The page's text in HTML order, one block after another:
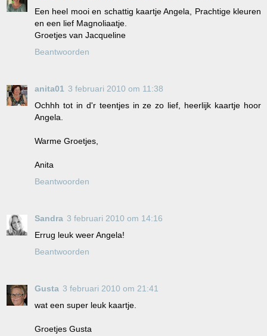
Een heel mooi en schattig kaartje Angela, Prachtige kleuren
en een lief Magnoliaatje.
Groetjes van Jacqueline
Beantwoorden
anita01 3 februari 2010 om 11:38
Ochhh tot in d'r teentjes in ze zo lief, heerlijk kaartje hoor
Angela.
Warme Groetjes,
Anita
Beantwoorden
Sandra 3 februari 2010 om 14:16
Errug leuk weer Angela!
Beantwoorden
Gusta 3 februari 2010 om 21:41
wat een super leuk kaartje.
Groetjes Gusta